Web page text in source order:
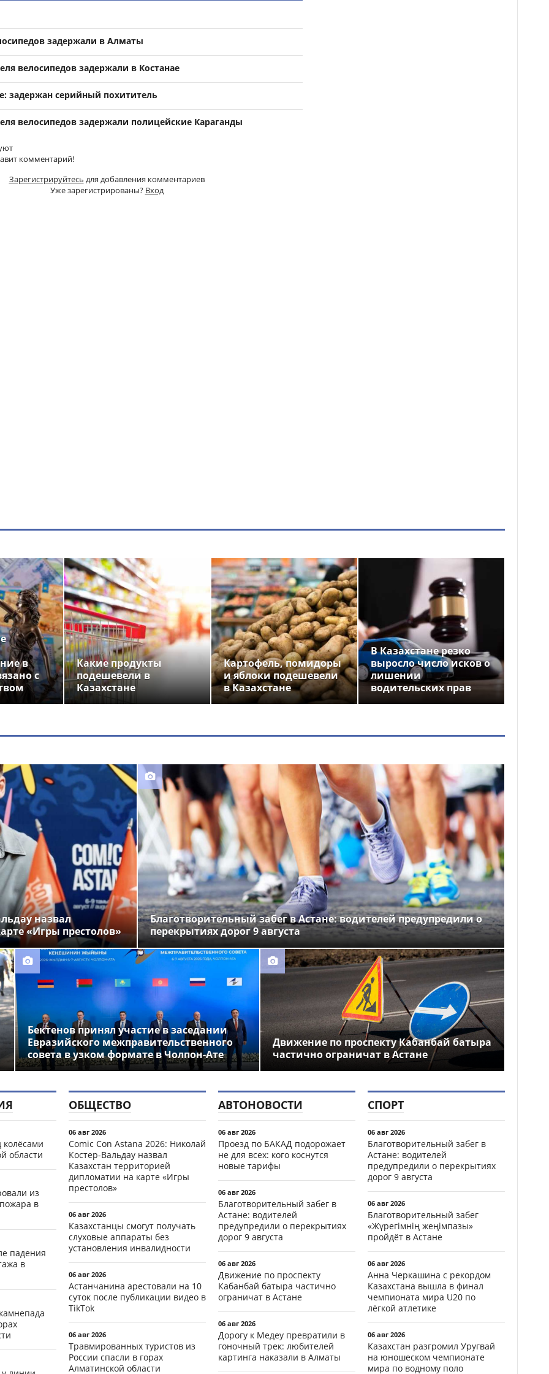
задержали в Алматы
велосипедов задержали в Костанае
задержан серийный похититель
велосипедов задержали полицейские Караганды
комментарий!
Зарегистрируйтесь для добавления комментариев
Уже зарегистрированы? Вход
в
с
Какие продукты
подешевели в
Казахстане
Картофель, помидоры
и яблоки подешевели
в Казахстане
В Казахстане резко
выросло число исков о
лишении
водительских прав
назвал
«Игры престолов»
Благотворительный забег в Астане: водителей предупредили о
перекрытиях дорог 9 августа
Бектенов принял участие в заседании
Евразийского межправительственного
совета в узком формате в Чолпон-Ате
Движение по проспекту Кабанбай батыра
частично ограничат в Астане
области
из
в
падения
в
ОБЩЕСТВО
06 авг 2026
Comic Con Astana 2026: Николай
Костер-Вальдау назвал
Казахстан территорией
дипломатии на карте «Игры
престолов»
06 авг 2026
Казахстанцы смогут получать
слуховые аппараты без
установления инвалидности
06 авг 2026
Астанчанина арестовали на 10
суток после публикации видео в
TikTok
06 авг 2026
Травмированных туристов из
России спасли в горах
Алматинской области
АВТОНОВОСТИ
06 авг 2026
Проезд по БАКАД подорожает
не для всех: кого коснутся
новые тарифы
06 авг 2026
Благотворительный забег в
Астане: водителей
предупредили о перекрытиях
дорог 9 августа
06 авг 2026
Движение по проспекту
Кабанбай батыра частично
ограничат в Астане
06 авг 2026
Дорогу к Медеу превратили в
гоночный трек: любителей
картинга наказали в Алматы
СПОРТ
06 авг 2026
Благотворительный забег в
Астане: водителей
предупредили о перекрытиях
дорог 9 августа
06 авг 2026
Благотворительный забег
«Жүрегімнің жеңімпазы»
пройдёт в Астане
06 авг 2026
Анна Черкашина с рекордом
Казахстана вышла в финал
чемпионата мира U20 по
лёгкой атлетике
06 авг 2026
Казахстан разгромил Уругвай
на юношеском чемпионате
мира по водному поло